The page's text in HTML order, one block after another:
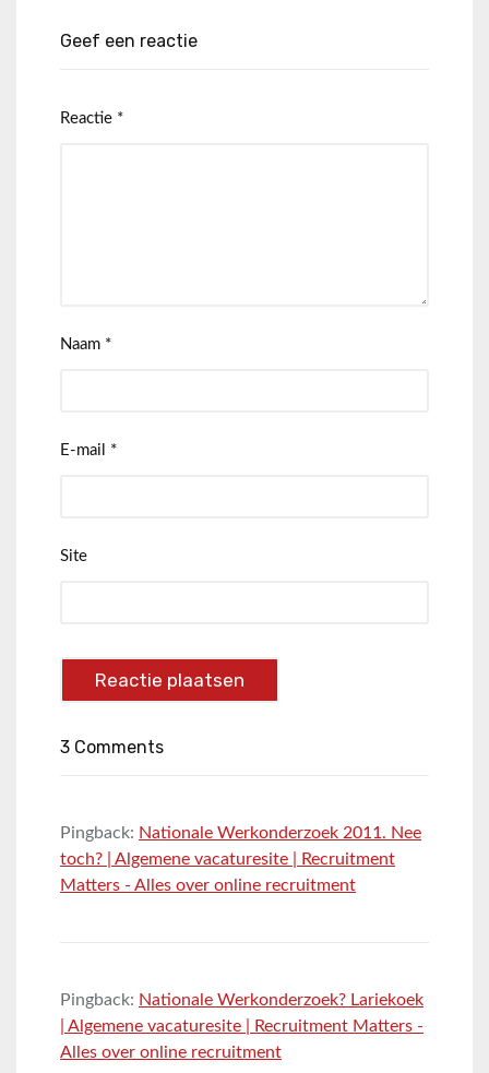
Geef een reactie
Reactie *
Naam *
E-mail *
Site
3 Comments
Pingback: Nationale Werkonderzoek 2011. Nee
toch? | Algemene vacaturesite | Recruitment
Matters - Alles over online recruitment
Pingback: Nationale Werkonderzoek? Lariekoek
| Algemene vacaturesite | Recruitment Matters -
Alles over online recruitment